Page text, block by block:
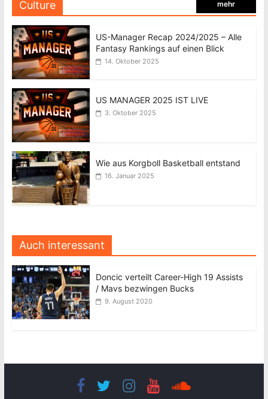
Culture mehr
US-Manager Recap 2024/2025 – Alle
Fantasy Rankings auf einen Blick
14. Oktober 2025
US MANAGER 2025 IST LIVE
3. Oktober 2025
Wie aus Korgboll Basketball entstand
16. Januar 2025
Auch interessant
Doncic verteilt Career-High 19 Assists
/ Mavs bezwingen Bucks
9. August 2020